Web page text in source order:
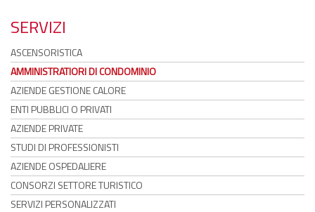
SERVIZI
ASCENSORISTICA
AMMINISTRATIORI DI CONDOMINIO
AZIENDE GESTIONE CALORE
ENTI PUBBLICI O PRIVATI
AZIENDE PRIVATE
STUDI DI PROFESSIONISTI
AZIENDE OSPEDALIERE
CONSORZI SETTORE TURISTICO
SERVIZI PERSONALIZZATI